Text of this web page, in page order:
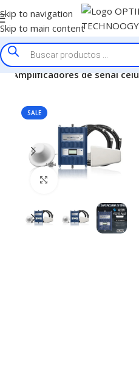
Skip to navigation
Skip to main content
Amplificadores de señal
SALE
Click to enlarge